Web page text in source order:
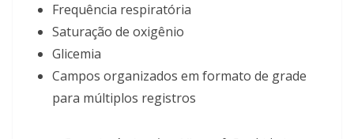
Frequência respiratória
Saturação de oxigênio
Glicemia
Campos organizados em formato de grade
para múltiplos registros